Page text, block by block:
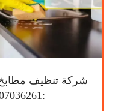
شركة تنظيف
:0507036261